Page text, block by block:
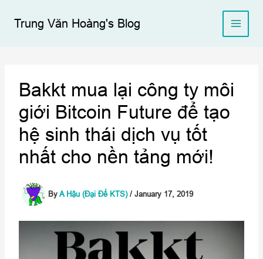
Trung Văn Hoàng's Blog
Bakkt mua lại công ty môi
giới Bitcoin Future để tạo
hệ sinh thái dịch vụ tốt
nhất cho nền tảng mới!
By A Hậu (Đại Đế KTS) / January 17, 2019